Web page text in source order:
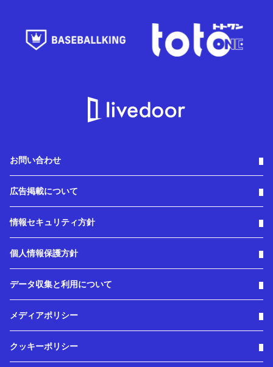
お問い合わせ
広告掲載について
情報セキュリティ方針
個人情報保護方針
データ収集と利用について
メディアポリシー
クッキーポリシー